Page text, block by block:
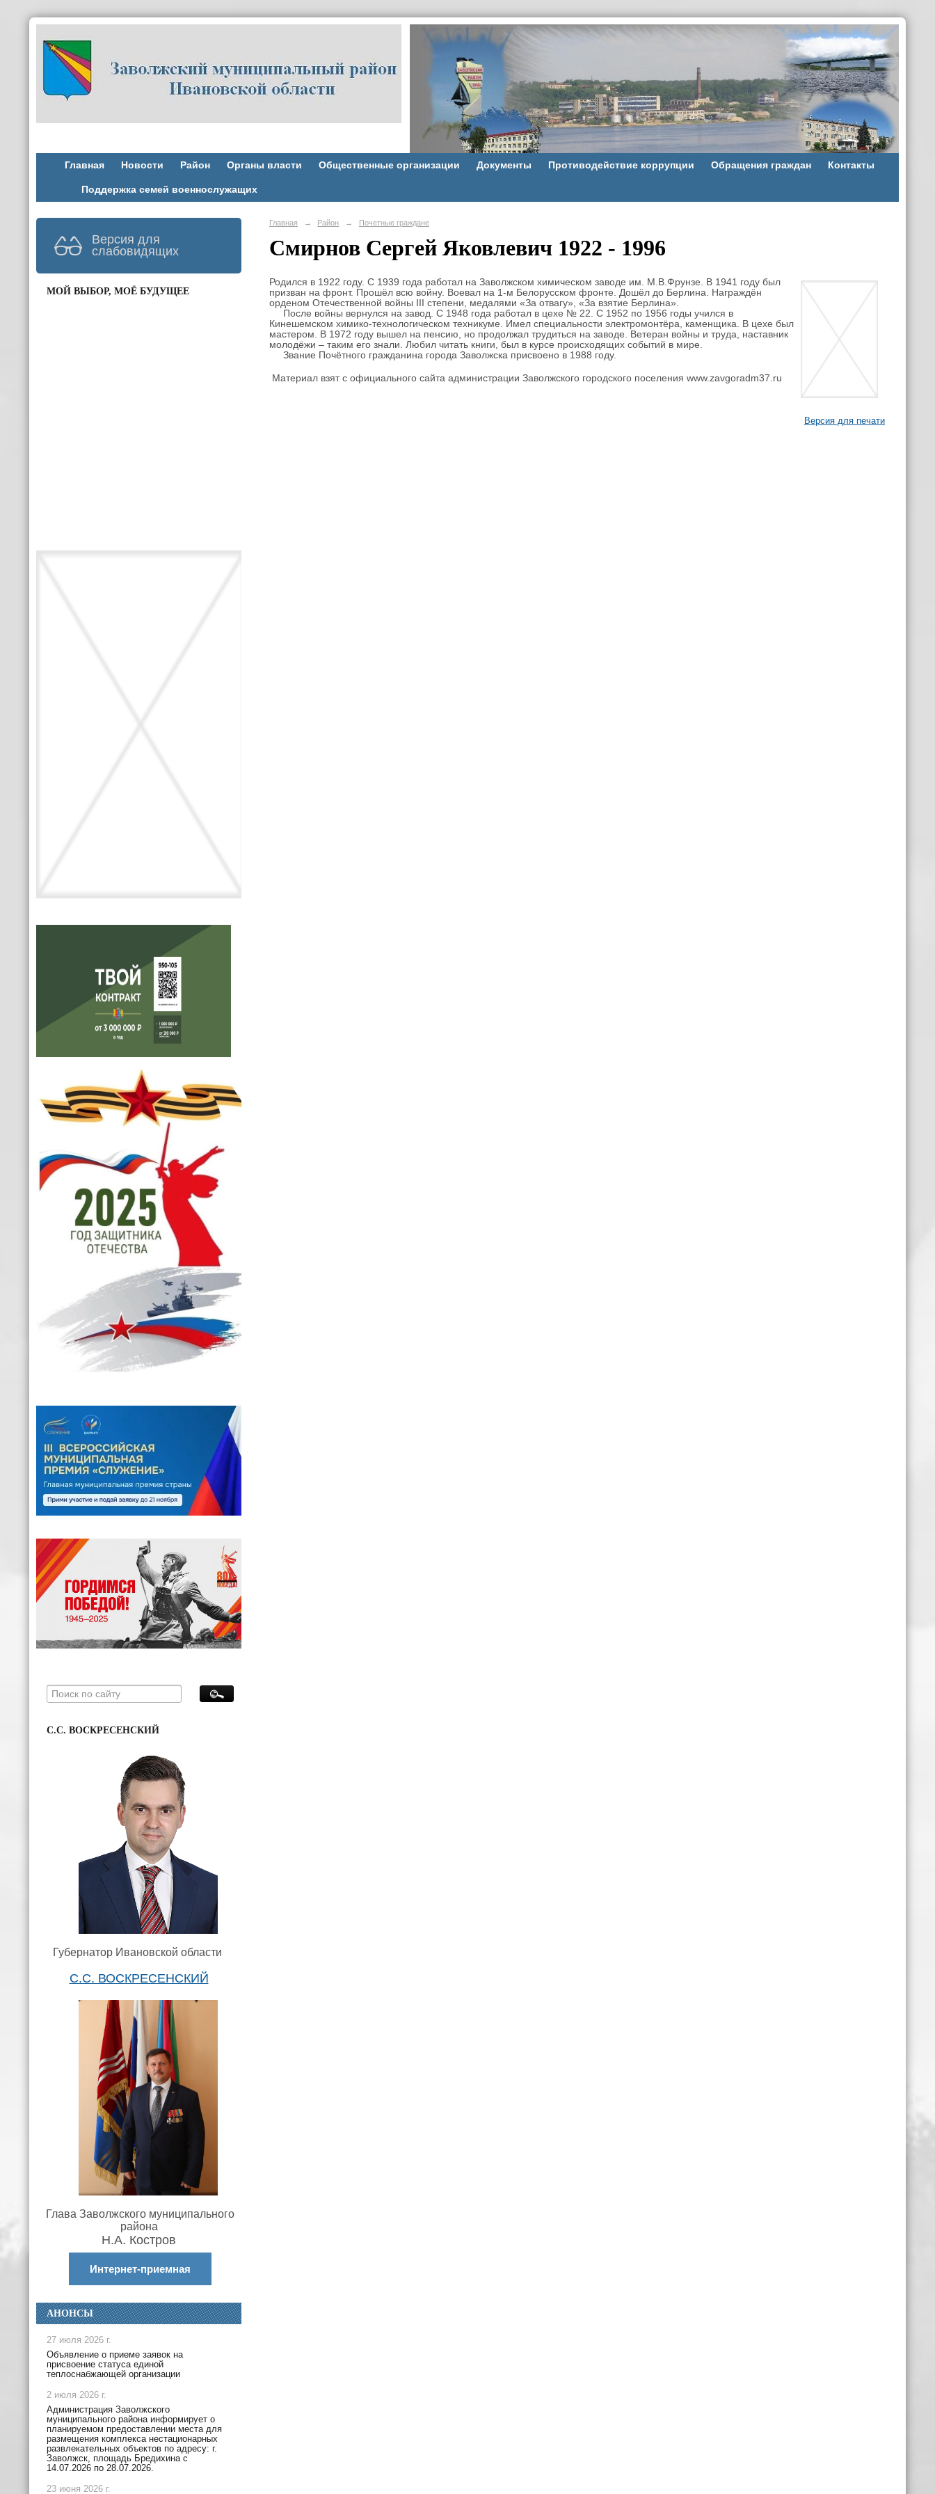
Главная Новости Район Органы власти Общественные организации Документы Противодействие коррупции Обращения граждан Контакты
Поддержка семей военнослужащих
Версия для
слабовидящих
МОЙ ВЫБОР, МОЁ БУДУЩЕЕ
С.С. ВОСКРЕСЕНСКИЙ
Губернатор Ивановской области
С.С. ВОСКРЕСЕНСКИЙ
Глава Заволжского муниципального
района
Н.А. Костров
Интернет-приемная
АНОНСЫ
27 июля 2026 г.
Объявление о приеме заявок на
присвоение статуса единой
теплоснабжающей организации
2 июля 2026 г.
Администрация Заволжского
муниципального района информирует о
планируемом предоставлении места для
размещения комплекса нестационарных
развлекательных объектов по адресу: г.
Заволжск, площадь Бредихина с
14.07.2026 по 28.07.2026.
23 июня 2026 г.
Главная → Район → Почетные граждане
Смирнов Сергей Яковлевич 1922 - 1996
Родился в 1922 году. С 1939 года работал на Заволжском химическом заводе им. М.В.Фрунзе. В 1941 году был
призван на фронт. Прошёл всю войну. Воевал на 1-м Белорусском фронте. Дошёл до Берлина. Награждён
орденом Отечественной войны III степени, медалями «За отвагу», «За взятие Берлина».
После войны вернулся на завод. С 1948 года работал в цехе № 22. С 1952 по 1956 годы учился в
Кинешемском химико-технологическом техникуме. Имел специальности электромонтёра, каменщика. В цехе был
мастером. В 1972 году вышел на пенсию, но продолжал трудиться на заводе. Ветеран войны и труда, наставник
молодёжи – таким его знали. Любил читать книги, был в курсе происходящих событий в мире.
Звание Почётного гражданина города Заволжска присвоено в 1988 году.
Материал взят с официального сайта администрации Заволжского городского поселения www.zavgoradm37.ru
Версия для печати